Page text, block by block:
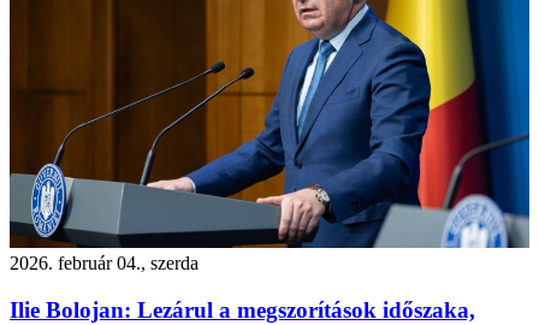
2026. február 04., szerda
Ilie Bolojan: Lezárul a megszorítások időszaka,